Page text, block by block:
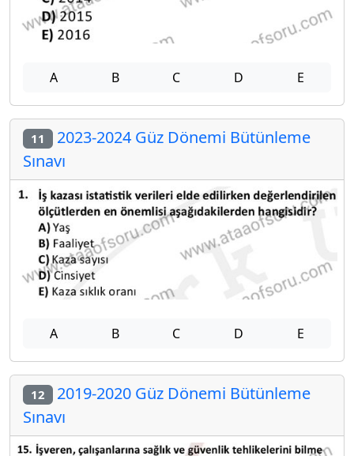
A B C D E
11 2023-2024 Güz Dönemi Bütünleme
Sınavı
A B C D E
12 2019-2020 Güz Dönemi Bütünleme
Sınavı